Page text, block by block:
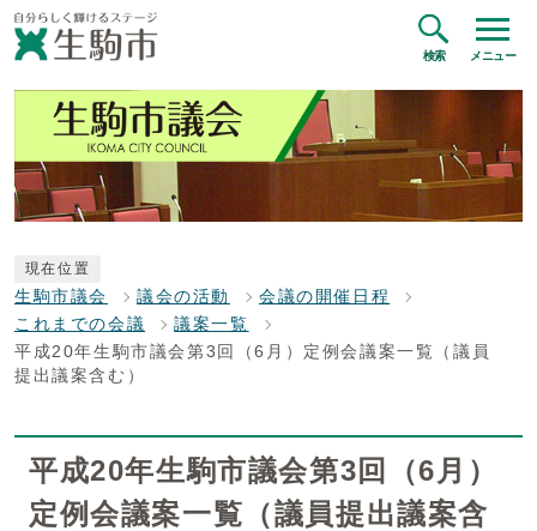
検索 メニュー
現在位置
生駒市議会 議会の活動
会議の開催日程
これまでの会議
議案一覧
平成20年生駒市議会第3回（6月）定例会議案一覧（議員
提出議案含む）
平成20年生駒市議会第3回（6月）
定例会議案一覧（議員提出議案含